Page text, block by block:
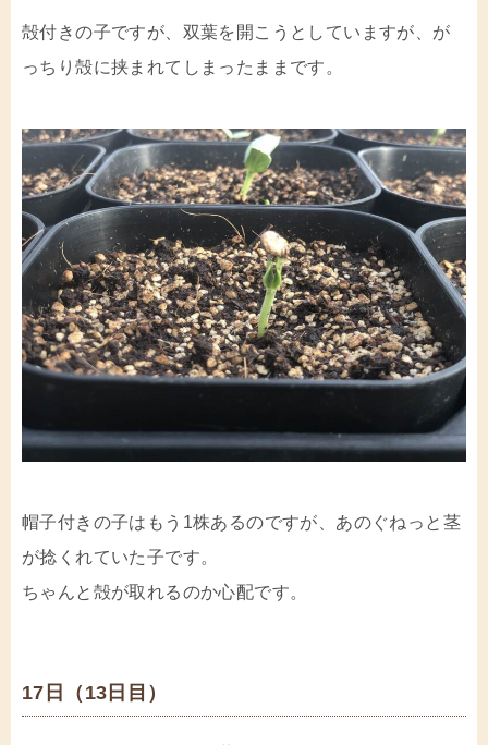
殻付きの子ですが、双葉を開こうとしていますが、が
っちり殻に挟まれてしまったままです。
帽子付きの子はもう1株あるのですが、あのぐねっと茎
が捻くれていた子です。
ちゃんと殻が取れるのか心配です。
17日（13日目）